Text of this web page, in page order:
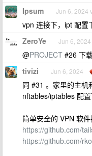
Ipsum Jun 6, 2024
vpn 连接下，ipt 配置
ZeroYe Jun 6, 2024
@PROJECT #26 下
tivizi Jun 6, 2024
同 #31 。家里的主机
nftables/iptables 配置
简单安全的 VPN 软件
https://github.com/
https://github.com/